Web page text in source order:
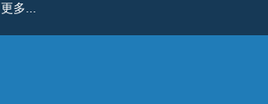
更多...